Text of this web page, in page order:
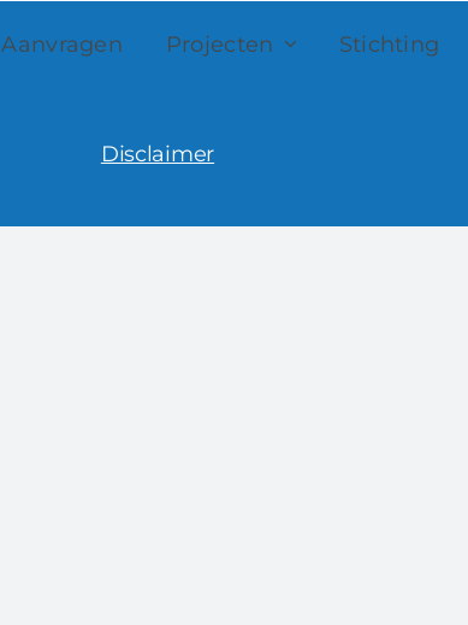
Aanvragen Projecten Stichting
Disclaimer